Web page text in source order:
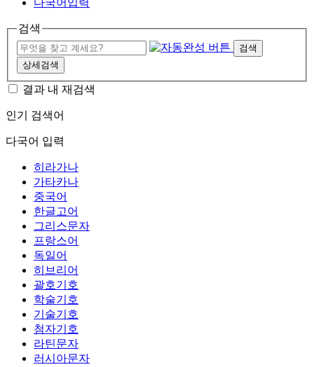
검색
검색
상세검색
결과 내 재검색
인기 검색어
다국어 입력
히라가나
가타카나
중국어
한글고어
그리스문자
프랑스어
독일어
히브리어
괄호기호
학술기호
기술기호
첨자기호
라틴문자
러시아문자